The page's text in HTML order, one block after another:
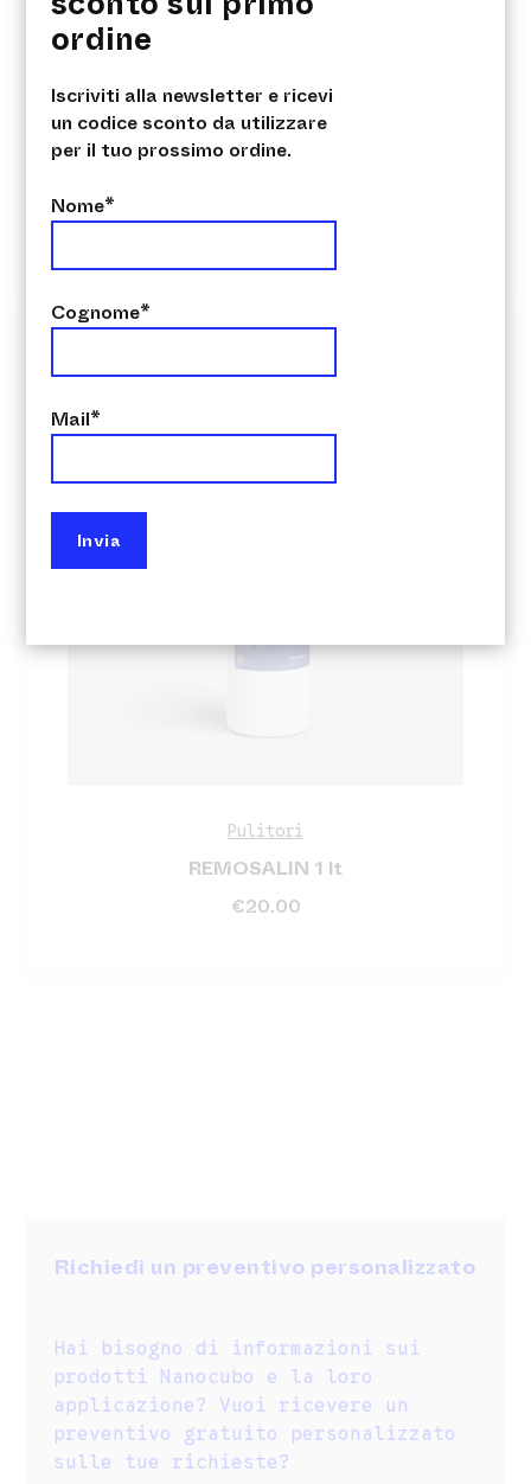
VANTAGGI
• Azione rapida e veloce
• Elevato potere pulente
Prodotti correlati
Pulitori
REMOSALIN 1 lt
€20.00
Richiedi un preventivo personalizzato
Hai bisogno di informazioni sui
prodotti Nanocubo e la loro
applicazione? Vuoi ricevere un
preventivo gratuito personalizzato
sulle tue richieste?
ordine
Iscriviti alla newsletter e ricevi
un codice sconto da utilizzare
per il tuo prossimo ordine.
Nome*
Cognome*
Mail*